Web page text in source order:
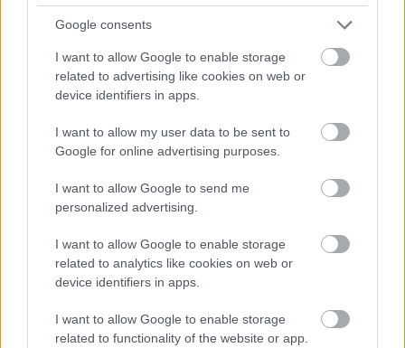
Google consents
I want to allow Google to enable storage
related to advertising like cookies on web or
device identifiers in apps.
I want to allow my user data to be sent to
Google for online advertising purposes.
I want to allow Google to send me
personalized advertising.
I want to allow Google to enable storage
related to analytics like cookies on web or
device identifiers in apps.
I want to allow Google to enable storage
related to functionality of the website or app.